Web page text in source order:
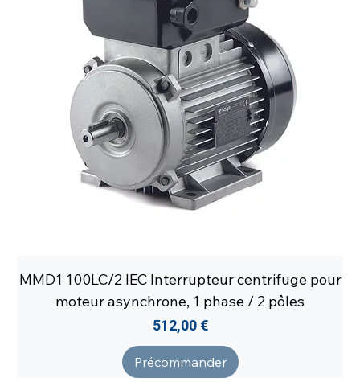
MMD1 100LC/2 IEC Interrupteur centrifuge pour
moteur asynchrone, 1 phase / 2 pôles
Prix
512,00 €
Précommander